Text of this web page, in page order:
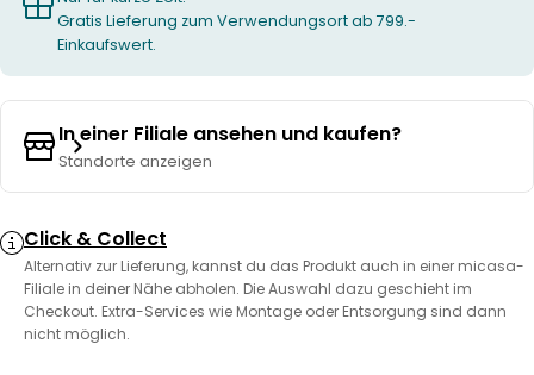
Gratis Lieferung zum Verwendungsort ab 799.-
Einkaufswert.
In einer Filiale ansehen und kaufen?
Standorte anzeigen
Click & Collect
Alternativ zur Lieferung, kannst du das Produkt auch in einer micasa-
Filiale in deiner Nähe abholen. Die Auswahl dazu geschieht im
Checkout. Extra-Services wie Montage oder Entsorgung sind dann
nicht möglich.